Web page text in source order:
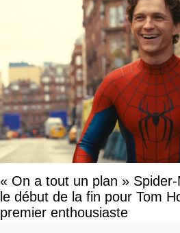
« On a tout un plan »
le début de la fin pour Tom
premier enthousiaste